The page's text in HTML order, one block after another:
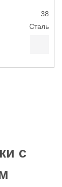
38
Сталь
с